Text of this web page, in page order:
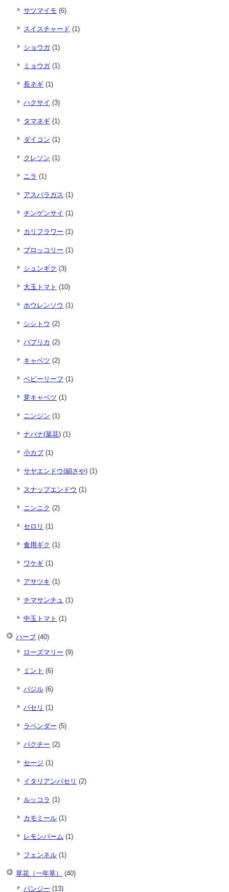
サツマイモ (6)
スイスチャード (1)
ショウガ(1)
ミョウガ(1)
長ネギ (1)
ハクサイ (3)
タマネギ (1)
ダイコン (1)
クレソン (1)
ニラ (1)
アスパラガス (1)
チンゲンサイ (1)
カリフラワー (1)
ブロッコリー (1)
シュンギク (3)
大玉トマト (10)
ホウレンソウ (1)
シシトウ (2)
パプリカ (2)
キャベツ (2)
ベビーリーフ (1)
芽キャベツ (1)
ニンジン (1)
ナバナ(菜花) (1)
小カブ (1)
サヤエンドウ(絹さや) (1)
スナップエンドウ (1)
ニンニク (2)
セロリ (1)
食用ギク (1)
ワケギ (1)
アサツキ (1)
チマサンチュ (1)
中玉トマト (1)
ハーブ (40)
ローズマリー (9)
ミント (6)
バジル (6)
パセリ (1)
ラベンダー (5)
パクチー (2)
セージ (1)
イタリアンパセリ (2)
ルッコラ (1)
カモミール (1)
レモンバーム (1)
フェンネル (1)
草花（一年草）
(40)
パンジー (13)